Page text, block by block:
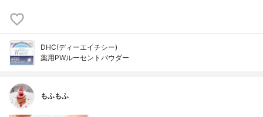
DHC(ディーエイチシー)
薬用PWルーセントパウダー
もふもふ